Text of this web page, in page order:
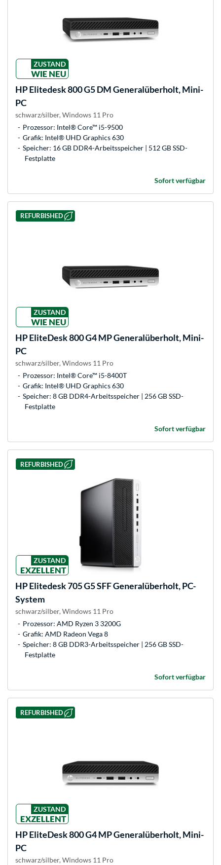
ZUSTAND
WIE NEU
HPElitedesk 800 G5 DM Generalüberholt, Mini-
PC
schwarz/silber, Windows 11 Pro
Prozessor: Intel® Core™ i5-9500
Grafik: Intel® UHD Graphics 630
Speicher: 16 GB DDR4-Arbeitsspeicher | 512 GB SSD-
Festplatte
Sofort verfügbar
REFURBISHED
ZUSTAND
WIE NEU
HPEliteDesk 800 G4 MP Generalüberholt, Mini-
PC
schwarz/silber, Windows 11 Pro
Prozessor: Intel® Core™ i5-8400T
Grafik: Intel® UHD Graphics 630
Speicher: 8 GB DDR4-Arbeitsspeicher | 256 GB SSD-
Festplatte
Sofort verfügbar
REFURBISHED
ZUSTAND
EXZELLENT
HPElitedesk 705 G5 SFF Generalüberholt, PC-
System
schwarz/silber, Windows 11 Pro
Prozessor: AMD Ryzen 3 3200G
Grafik: AMD Radeon Vega 8
Speicher: 8 GB DDR3-Arbeitsspeicher | 256 GB SSD-
Festplatte
Sofort verfügbar
REFURBISHED
ZUSTAND
EXZELLENT
HPEliteDesk 800 G4 MP Generalüberholt, Mini-
PC
schwarz/silber, Windows 11 Pro